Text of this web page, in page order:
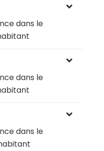
dans le
dans le
dans le